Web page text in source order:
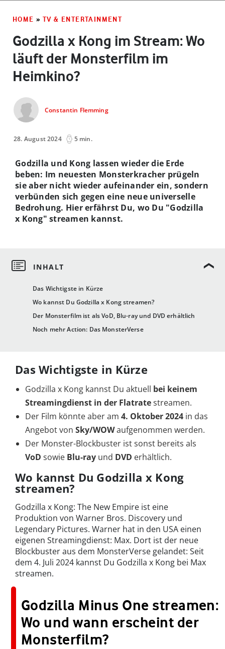
HOME » TV & ENTERTAINMENT
Godzilla x Kong im Stream: Wo
läuft der Monsterfilm im
Heimkino?
Constantin Flemming
28. August 2024 5 min.
Das Wichtigste in Kürze
Wo kannst Du Godzilla x Kong streamen?
Der Monsterfilm ist als VoD, Blu-ray und DVD erhältlich
Noch mehr Action: Das MonsterVerse
Godzilla und Kong lassen wieder die Erde
beben: Im neuesten Monsterkracher prügeln
sie aber nicht wieder aufeinander ein, sondern
verbünden sich gegen eine neue universelle
Bedrohung. Hier erfährst Du, wo Du "Godzilla
x Kong" streamen kannst.
Das Wichtigste in Kürze
Godzilla x Kong kannst Du aktuell bei keinem
Streamingdienst in der Flatratestreamen.
Der Film könnte aber am 4. Oktober 2024 in das
Angebot von Sky/WOWaufgenommen werden.
Der Monster-Blockbuster ist sonst bereits als
VoD sowie Blu-ray und DVD erhältlich.
Wo kannst Du Godzilla x Kong
streamen?
Godzilla x Kong: The New Empire ist eine
Produktion von Warner Bros. Discovery und
Legendary Pictures. Warner hat in den USA einen
eigenen Streamingdienst: Max. Dort ist der neue
Blockbuster aus dem MonsterVerse gelandet: Seit
dem 4. Juli 2024 kannst Du Godzilla x Kong bei Max
streamen.
Godzilla Minus One streamen:
Wo und wann erscheint der
Monsterfilm?